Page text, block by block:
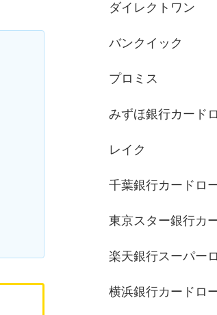
ダイレクトワン
バンクイック
プロミス
みずほ銀行カード
レイク
千葉銀行カードロ
東京スター銀行カ
楽天銀行スーパー
横浜銀行カードロ